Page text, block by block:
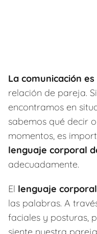
La comunicación
relación de pareja.
encontramos en
sabemos qué decir
momentos, es
lenguaje corporal
adecuadamente.
El lenguaje corporal
las palabras. A
faciales y posturas,
siente nuestra